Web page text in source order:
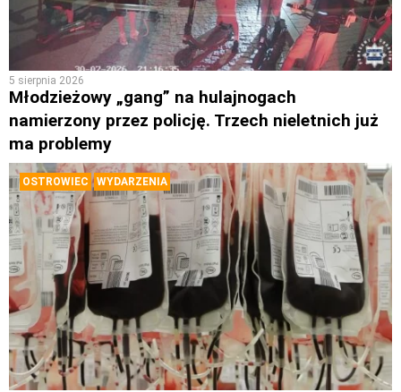
5 sierpnia 2026
Młodzieżowy „gang” na hulajnogach
namierzony przez policję. Trzech nieletnich już
ma problemy
OSTROWIEC WYDARZENIA